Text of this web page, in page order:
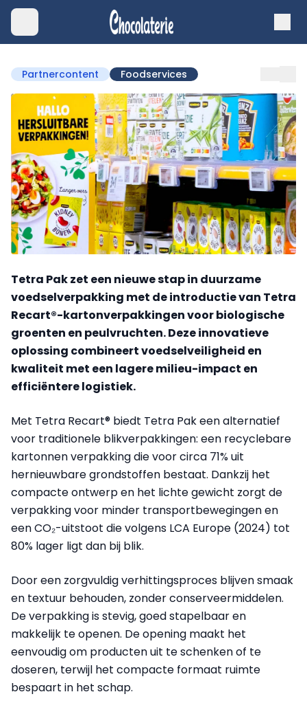
Partnercontent Foodservices
Tetra Pak zet een nieuwe stap in duurzame
voedselverpakking met de introductie van Tetra
Recart®-kartonverpakkingen voor biologische
groenten en peulvruchten. Deze innovatieve
oplossing combineert voedselveiligheid en
kwaliteit met een lagere milieu-impact en
efficiëntere logistiek.
Met Tetra Recart® biedt Tetra Pak een alternatief
voor traditionele blikverpakkingen: een recyclebare
kartonnen verpakking die voor circa 71% uit
hernieuwbare grondstoffen bestaat. Dankzij het
compacte ontwerp en het lichte gewicht zorgt de
verpakking voor minder transportbewegingen en
een CO₂-uitstoot die volgens LCA Europe (2024) tot
80% lager ligt dan bij blik.
Door een zorgvuldig verhittingsproces blijven smaak
en textuur behouden, zonder conserveermiddelen.
De verpakking is stevig, goed stapelbaar en
makkelijk te openen. De opening maakt het
eenvoudig om producten uit te schenken of te
doseren, terwijl het compacte formaat ruimte
bespaart in het schap.